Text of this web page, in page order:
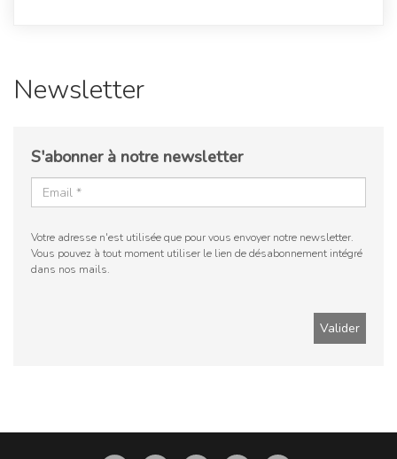
Newsletter
S'abonner à notre newsletter
Votre adresse n'est utilisée que pour vous envoyer notre newsletter.
Vous pouvez à tout moment utiliser le lien de désabonnement intégré
dans nos mails.